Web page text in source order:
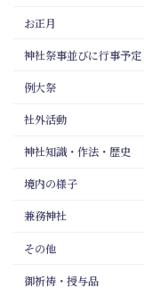
お正月
神社祭事並びに行事予定
例大祭
社外活動
神社知識・作法・歴史
境内の様子
兼務神社
その他
御祈祷・授与品